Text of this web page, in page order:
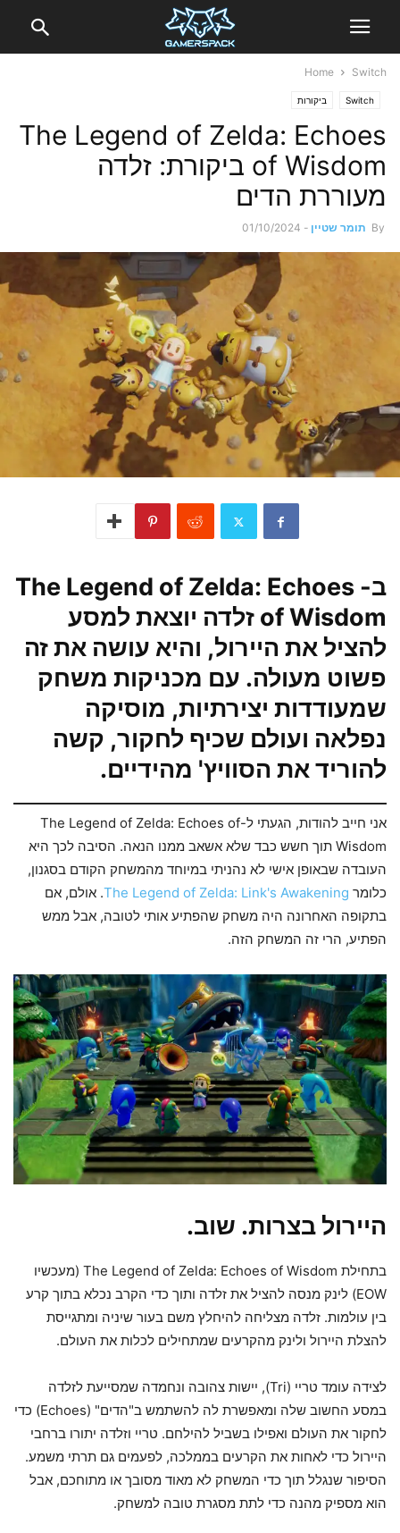
Home Switch
Switch ביקורות
The Legend of Zelda: Echoes
of Wisdom ביקורת: זלדה
מעוררת הדים
By תומר שטיין -
01/10/2024
ב- The Legend of Zelda: Echoes
of Wisdom זלדה יוצאת למסע
להציל את היירול, והיא עושה את זה
פשוט מעולה. עם מכניקות משחק
שמעודדות יצירתיות, מוסיקה
נפלאה ועולם שכיף לחקור, קשה
להוריד את הסוויץ' מהידיים.
אני חייב להודות, הגעתי ל-The Legend of Zelda: Echoes of
Wisdom תוך חשש כבד שלא אשאב ממנו הנאה. הסיבה לכך היא
העובדה שבאופן אישי לא נהניתי במיוחד מהמשחק הקודם בסגנון,
כלומר The Legend of Zelda: Link's Awakening. אולם, אם
בתקופה האחרונה היה משחק שהפתיע אותי לטובה, אבל ממש
הפתיע, הרי זה המשחק הזה.
היירול בצרות. שוב.
בתחילת The Legend of Zelda: Echoes of Wisdom (מעכשיו
EOW) לינק מנסה להציל את זלדה ותוך כדי הקרב נכלא בתוך קרע
בין עולמות. זלדה מצליחה להיחלץ משם בעור שיניה ומתגייסת
להצלת היירול ולינק מהקרעים שמתחילים לכלות את העולם.
לצידה עומד טריי (Tri), יישות צהובה ונחמדה שמסייעת לזלדה
במסע החשוב שלה ומאפשרת לה להשתמש ב"הדים" (Echoes) כדי
לחקור את העולם ואפילו בשביל להילחם. טריי וזלדה יתורו ברחבי
היירול כדי לאחות את הקרעים בממלכה, לפעמים גם תרתי משמע.
הסיפור שנגלל תוך כדי המשחק לא מאוד מסובך או מתוחכם, אבל
הוא מספיק מהנה כדי לתת מסגרת טובה למשחק.